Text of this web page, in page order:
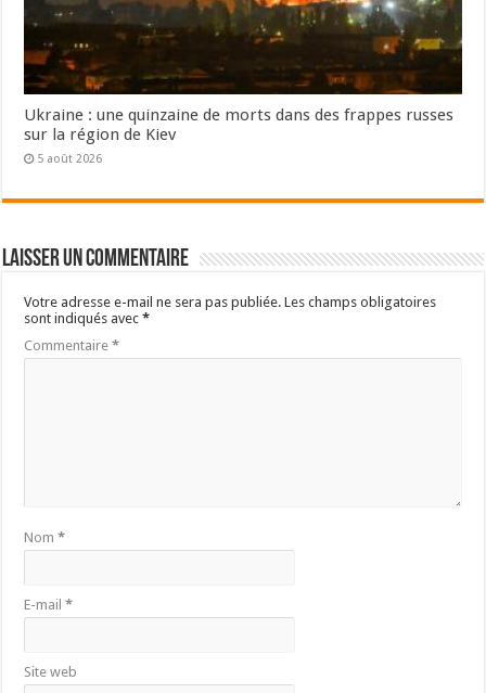
Ukraine : une quinzaine de morts dans des frappes russes
sur la région de Kiev
5 août 2026
Laisser un commentaire
Votre adresse e-mail ne sera pas publiée. Les champs obligatoires
sont indiqués avec*
Commentaire*
Nom*
E-mail*
Site web